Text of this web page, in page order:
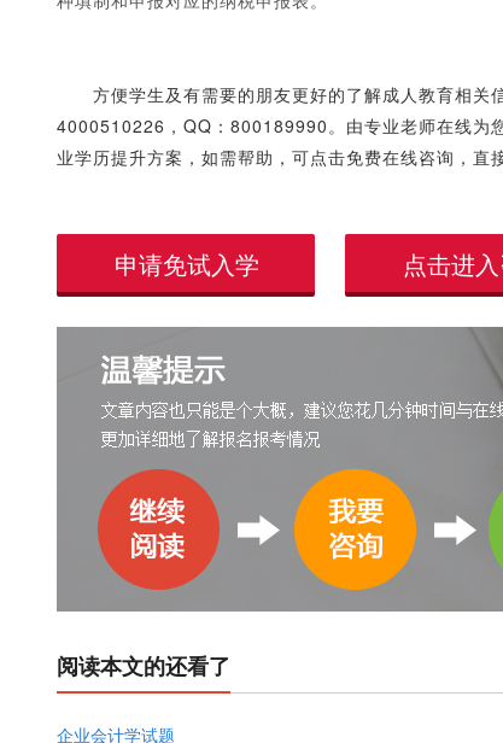
方便学生及有需要的朋友更好的了解成人教育相关
4000510226，QQ：800189990。由专业老师在线为
业学历提升方案，如需帮助，可点击免费在线咨询，直
申请免试入学 点击进
阅读本文的还看了
企业会计学试题